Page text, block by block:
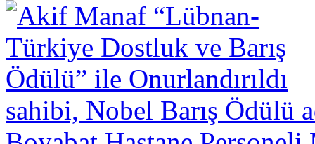
sahibi, Nobel Barış Ödülü